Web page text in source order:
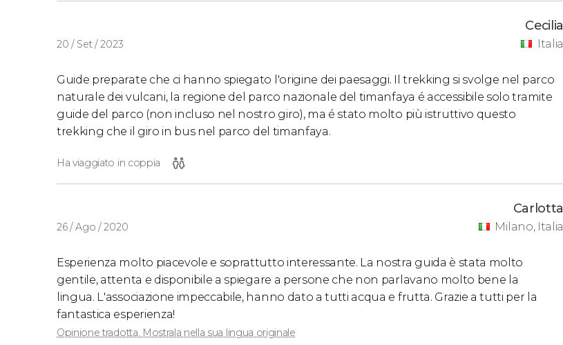
20 / Set / 2023
Cecilia
Italia
Guide preparate che ci hanno spiegato l'origine dei paesaggi. Il trekking si svolge nel parco
naturale dei vulcani, la regione del parco nazionale del timanfaya é accessibile solo tramite
guide del parco (non incluso nel nostro giro), ma é stato molto più istruttivo questo
trekking che il giro in bus nel parco del timanfaya.
Ha viaggiato in coppia
26 / Ago / 2020
Carlotta
Milano, Italia
Esperienza molto piacevole e soprattutto interessante. La nostra guida è stata molto
gentile, attenta e disponibile a spiegare a persone che non parlavano molto bene la
lingua. L'associazione impeccabile, hanno dato a tutti acqua e frutta. Grazie a tutti per la
fantastica esperienza!
Opinione tradotta. Mostrala nella sua lingua originale